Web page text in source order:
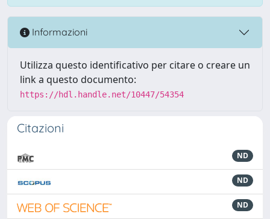
Informazioni
Utilizza questo identificativo per citare o creare un
link a questo documento:
https://hdl.handle.net/10447/54354
Citazioni
ND
ND
ND